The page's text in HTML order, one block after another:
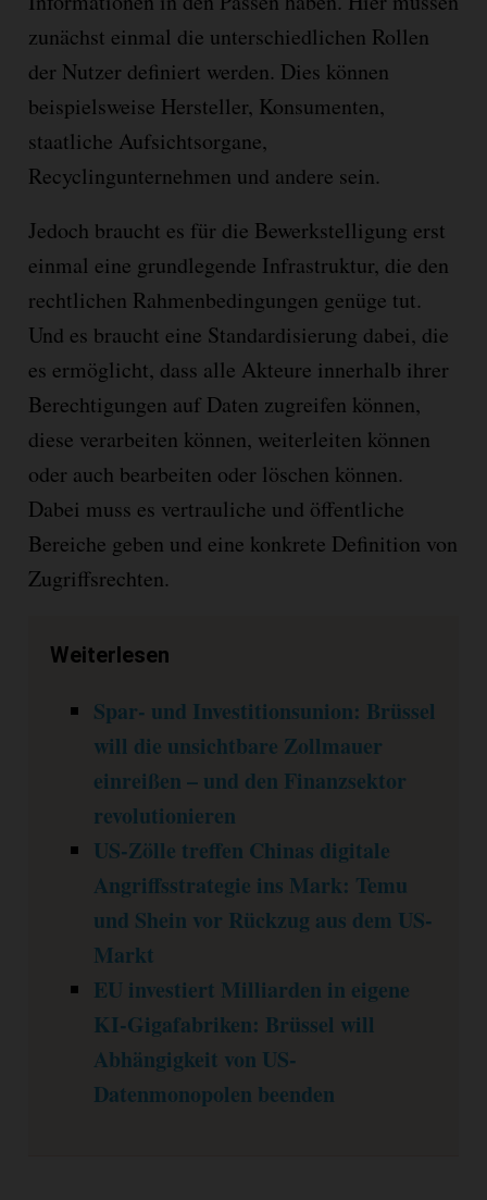
zunächst einmal die unterschiedlichen Rollen
der Nutzer definiert werden. Dies können
beispielsweise Hersteller, Konsumenten,
staatliche Aufsichtsorgane,
Recyclingunternehmen und andere sein.
Jedoch braucht es für die Bewerkstelligung erst
einmal eine grundlegende Infrastruktur, die den
rechtlichen Rahmenbedingungen genüge tut.
Und es braucht eine Standardisierung dabei, die
es ermöglicht, dass alle Akteure innerhalb ihrer
Berechtigungen auf Daten zugreifen können,
diese verarbeiten können, weiterleiten können
oder auch bearbeiten oder löschen können.
Dabei muss es vertrauliche und öffentliche
Bereiche geben und eine konkrete Definition von
Zugriffsrechten.
Weiterlesen
Spar- und Investitionsunion: Brüssel
will die unsichtbare Zollmauer
einreißen – und den Finanzsektor
revolutionieren
US-Zölle treffen Chinas digitale
Angriffsstrategie ins Mark: Temu
und Shein vor Rückzug aus dem US-
Markt
EU investiert Milliarden in eigene
KI-Gigafabriken: Brüssel will
Abhängigkeit von US-
Datenmonopolen beenden